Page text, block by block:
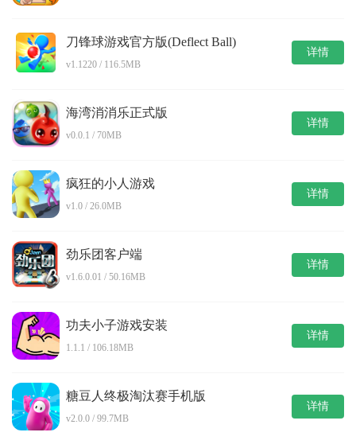
刀锋球游戏官方版(Deflect Ball)
v1.1220 / 116.5MB
详情
海湾消消乐正式版
v0.0.1 / 70MB
详情
疯狂的小人游戏
v1.0 / 26.0MB
详情
劲乐团客户端
v1.6.0.01 / 50.16MB
详情
功夫小子游戏安装
1.1.1 / 106.18MB
详情
糖豆人终极淘汰赛手机版
v2.0.0 / 99.7MB
详情